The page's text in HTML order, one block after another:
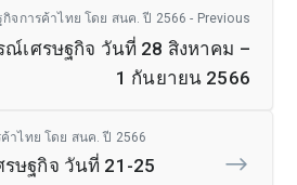
กิจการค้าไทย โดย สนค. ปี 2566 - Previous
ณ์เศรษฐกิจ วันที่ 28 สิงหาคม –
1 กันยายน 2566
าไทย โดย สนค. ปี 2566
ษฐกิจ วันที่ 21-25